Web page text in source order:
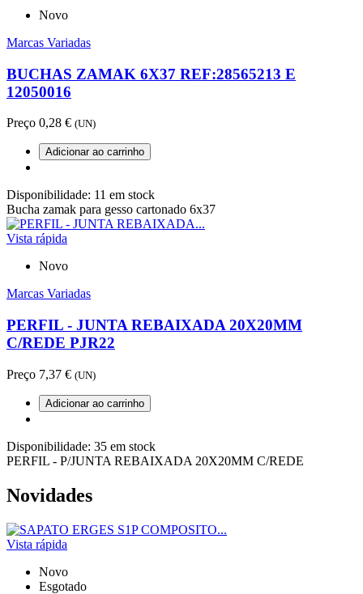
Novo
Marcas Variadas
BUCHAS ZAMAK 6X37 REF:28565213 E
12050016
Preço 0,28 € (UN)
Adicionar ao carrinho
Disponibilidade: 11 em stock
Bucha zamak para gesso cartonado 6x37
Vista rápida
Novo
Marcas Variadas
PERFIL - JUNTA REBAIXADA 20X20MM
C/REDE PJR22
Preço 7,37 € (UN)
Adicionar ao carrinho
Disponibilidade: 35 em stock
PERFIL - P/JUNTA REBAIXADA 20X20MM C/REDE
Novidades
Vista rápida
Novo
Esgotado